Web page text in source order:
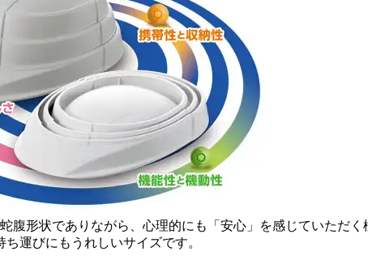
腹形状でありながら、心理的にも「安心」を感じていただ
運びにもうれしいサイズです。